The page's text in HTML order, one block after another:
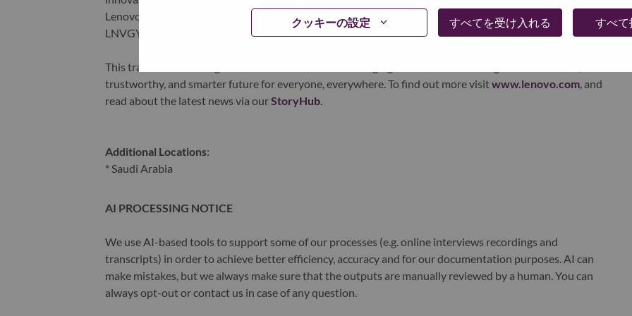
クッキーの設定 すべてを受け入れる すべて
Lenovo is listed on the Hong Kong stock exchange under Lenovo Group Limited (HKSE: 992) (ADR:
LNVGY).
This transformation together with Lenovo’s world-changing innovation is building a more inclusive,
trustworthy, and smarter future for everyone, everywhere. To find out more visitwww.lenovo.com, and
read about the latest news via ourStoryHub.
Additional Locations:
* Saudi Arabia
AI PROCESSING NOTICE
We use AI-based tools to support some of our processes (e.g. online interviews recordings and
transcripts) in order to achieve better efficiency, accuracy and for our documentation purposes. AI can
make mistakes, but we always make sure that the outputs are manually reviewed by a human. You can
always opt-out or contact us in case of any question.